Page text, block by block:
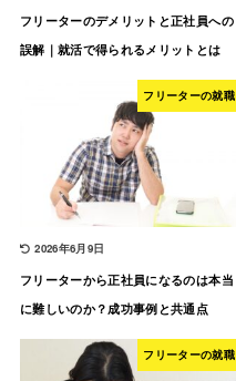
フリーターのデメリットと正社員への
誤解｜就活で得られるメリットとは
フリーターの就職
2026年6月9日
フリーターから正社員になるのは本当
に難しいのか？成功事例と共通点
フリーターの就職